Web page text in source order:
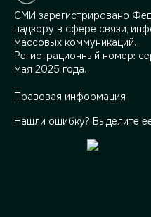
СМИ зарегистрировано
надзору в сфере связи,
массовых коммуникаций.
Регистрационный номер:
мая 2025 года.
Правовая информация
Нашли ошибку? Выделите